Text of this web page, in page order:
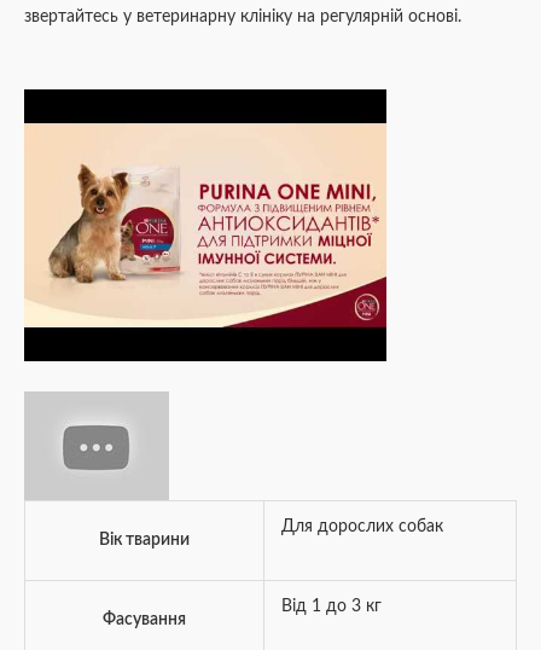
звертайтесь у ветеринарну клініку на регулярній основі.
Вік тварини
Для дорослих собак
Фасування
Від 1 до 3 кг